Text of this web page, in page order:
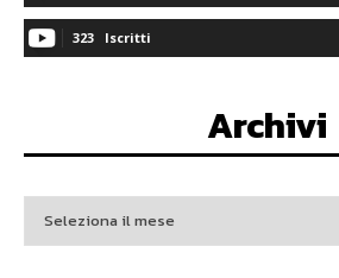
323 Iscritti
Archivi